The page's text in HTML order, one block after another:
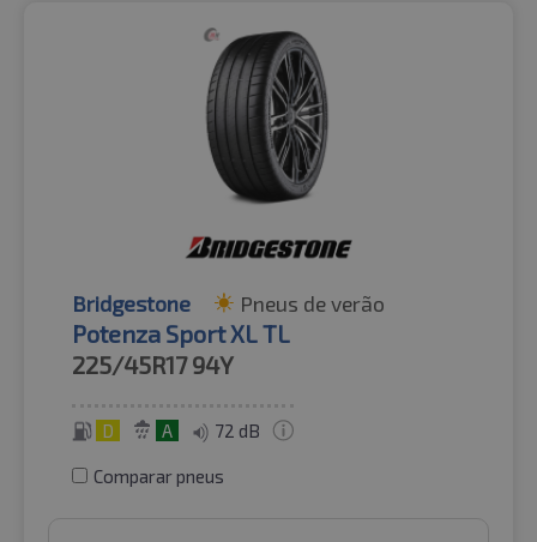
Bridgestone Pneus de verão
Potenza Sport XL TL
225/45R17 94Y
D A 72 dB
Comparar pneus